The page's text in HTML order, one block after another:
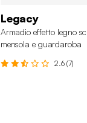
Legacy
Armadio effetto legno
mensola e guardaroba
2.6 (7)